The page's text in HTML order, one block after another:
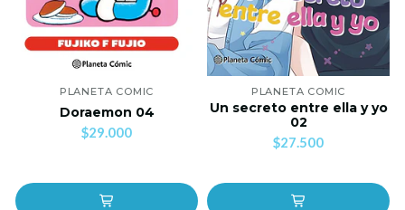
PLANETA COMIC
Doraemon 04
$29.000
PLANETA COMIC
Un secreto entre ella y yo
02
$27.500